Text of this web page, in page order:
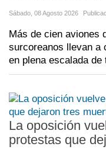
Sábado, 08 Agosto 2026
Más de cien aviones
surcoreanos llevan a
en plena escalada de
La oposición
protestas que